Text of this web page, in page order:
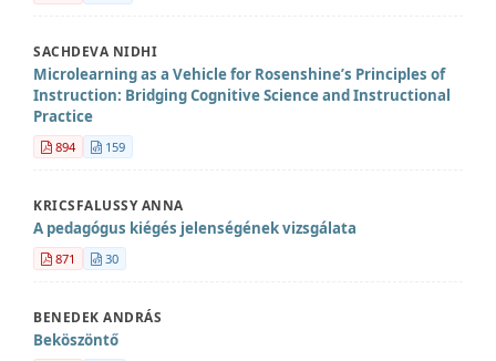
SACHDEVA NIDHI
Microlearning as a Vehicle for Rosenshine’s Principles of
Instruction: Bridging Cognitive Science and Instructional
Practice
894 159
KRICSFALUSSY ANNA
A pedagógus kiégés jelenségének vizsgálata
871 30
BENEDEK ANDRÁS
Beköszöntő